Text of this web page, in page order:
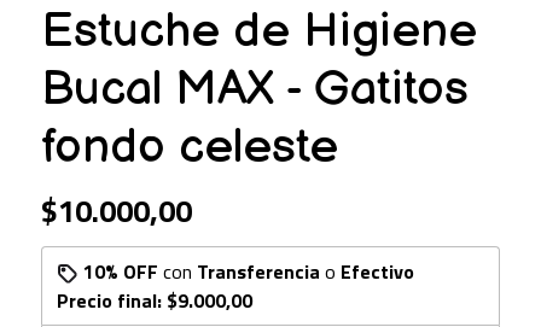
Estuche de Higiene
Bucal MAX - Gatitos
fondo celeste
$10.000,00
10% OFF con Transferencia o Efectivo
Precio final: $9.000,00